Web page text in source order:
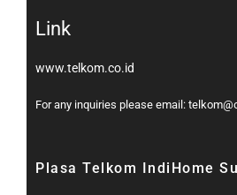
Link
www.telkom.co.id
For any inquiries please email:
Plasa Telkom IndiHome